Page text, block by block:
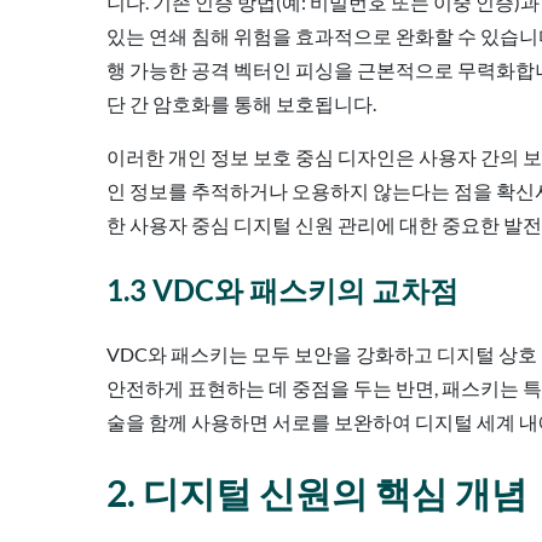
있는 연쇄 침해 위험을 효과적으로 완화할 수 있습
행 가능한 공격 벡터인 피싱을 근본적으로 무력화
단 간 암호화를 통해 보호됩니다.
이러한 개인 정보 보호 중심 디자인은 사용자 간의
인 정보를 추적하거나 오용하지 않는다는 점을 확
한 사용자 중심 디지털 신원 관리에 대한 중요한 발
1.3 VDC와 패스키의 교차점
VDC와 패스키는 모두 보안을 강화하고 디지털 상
안전하게 표현하는 데 중점을 두는 반면, 패스키는
술을 함께 사용하면 서로를 보완하여 디지털 세계
2. 디지털 신원의 핵심 개념